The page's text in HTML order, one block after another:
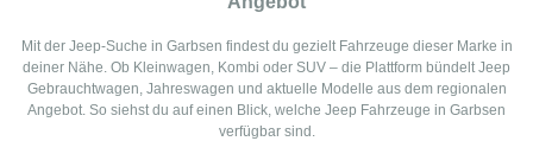
Mit der Jeep-Suche in Garbsen findest du gezielt Fahrzeuge dieser Marke in
deiner Nähe. Ob Kleinwagen, Kombi oder SUV – die Plattform bündelt Jeep
Gebrauchtwagen, Jahreswagen und aktuelle Modelle aus dem regionalen
Angebot. So siehst du auf einen Blick, welche Jeep Fahrzeuge in Garbsen
verfügbar sind.